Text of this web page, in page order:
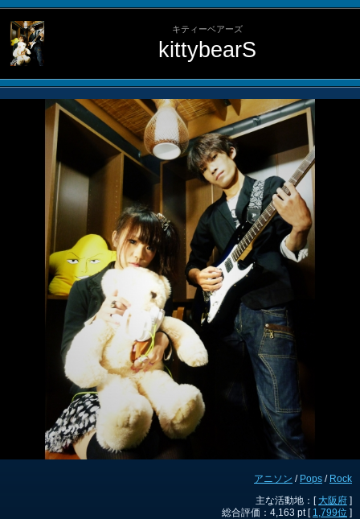
キティーベアーズ
kittybearS
アニソン / Pops / Rock
主な活動地：[ 大阪府 ]
総合評価：4,163 pt [ 1,799位 ]